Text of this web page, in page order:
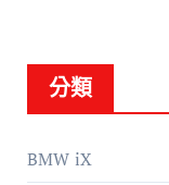
分類
BMW iX